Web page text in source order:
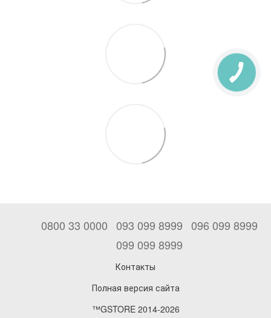
0800 33 0000 093 099 8999 096 099 8999
099 099 8999
Контакты
Полная версия сайта
™GSTORE 2014-2026